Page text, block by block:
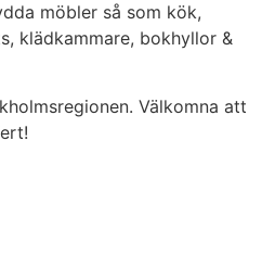
möbler så som kök,
klädkammare, bokhyllor &
Välkomna att